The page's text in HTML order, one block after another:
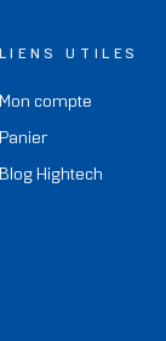
LIENS UTILES
Mon compte
Panier
Blog Hightech